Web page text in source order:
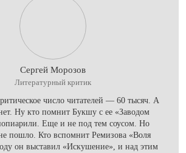
Сергей Морозов
Литературный критик
число читателей — 60 тысяч. А
Ну кто помнит Букшу с ее «Заводом
Еще и не под тем соусом. Но
пошло. Кто вспомнит Ремизова «Воля
он выставил «Искушение», и над этим